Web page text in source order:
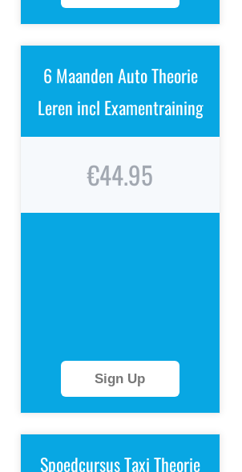
6 Maanden Auto Theorie
Leren incl Examentraining
€44.95
Sign Up
Spoedcursus Taxi Theorie